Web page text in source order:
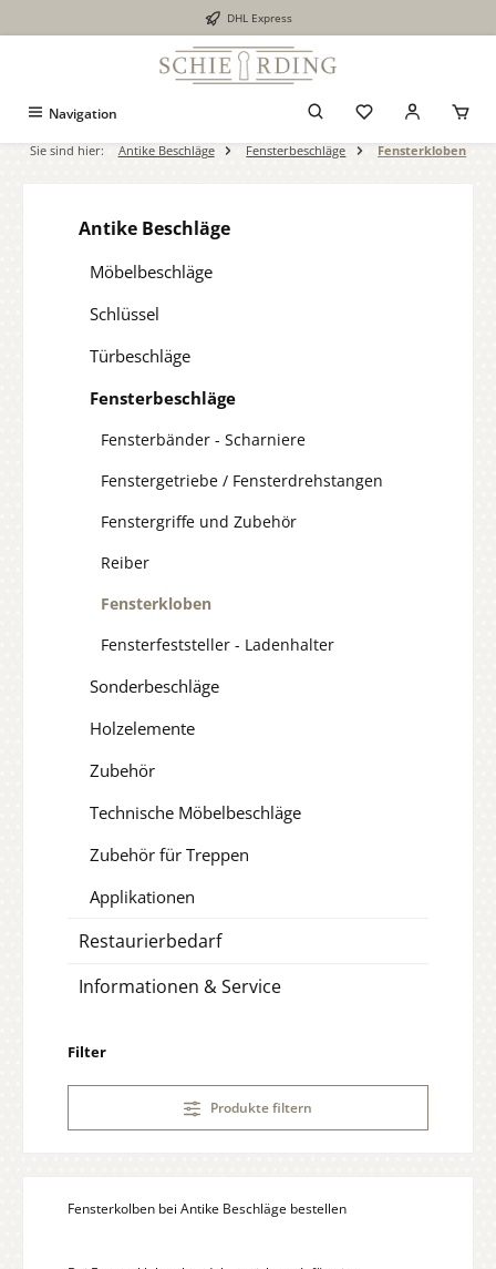
DHL Express
Navigation
Sie sind hier: Antike Beschläge Fensterbeschläge Fensterkloben
Antike Beschläge
Möbelbeschläge
Schlüssel
Türbeschläge
Fensterbeschläge
Fensterbänder - Scharniere
Fenstergetriebe / Fensterdrehstangen
Fenstergriffe und Zubehör
Reiber
Fensterkloben
Fensterfeststeller - Ladenhalter
Sonderbeschläge
Holzelemente
Zubehör
Technische Möbelbeschläge
Zubehör für Treppen
Applikationen
Restaurierbedarf
Informationen & Service
Filter
Produkte filtern
Fensterkolben bei Antike Beschläge bestellen